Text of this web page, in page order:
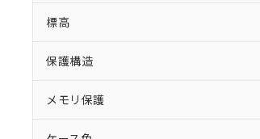
標高
保護構造
メモリ保護